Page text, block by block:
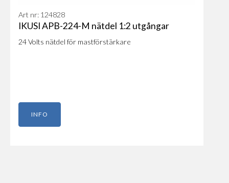
Art nr: 124828
IKUSI APB-224-M nätdel 1:2 utgångar
24 Volts nätdel för mastförstärkare
INFO